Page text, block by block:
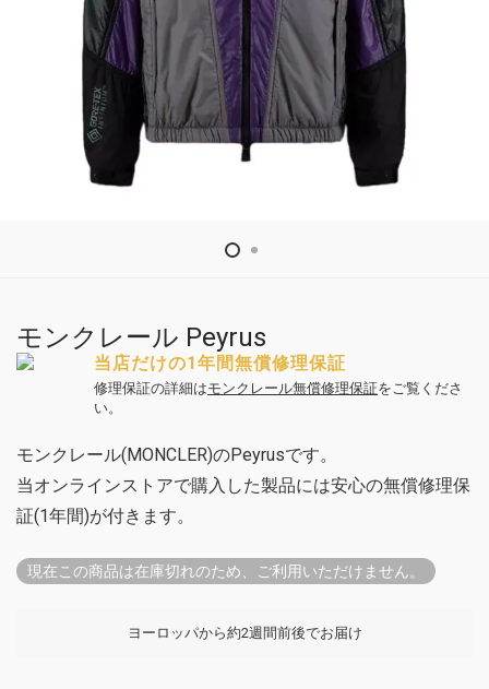
モンクレール Peyrus
当店だけの1年間無償修理保証
修理保証の詳細はモンクレール無償修理保証をご覧くださ
い。
モンクレール(MONCLER)のPeyrusです。
当オンラインストアで購入した製品には安心の無償修理保
証(1年間)が付きます。
現在この商品は在庫切れのため、ご利用いただけません。
ヨーロッパから約2週間前後でお届け